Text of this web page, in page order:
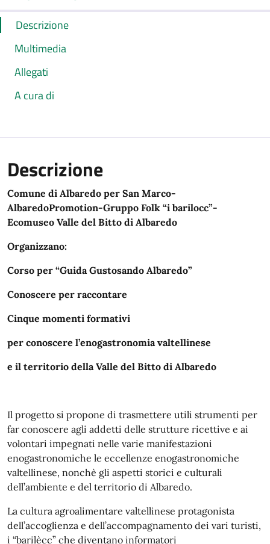
Descrizione
Multimedia
Allegati
A cura di
Descrizione
Comune di Albaredo per San Marco-
AlbaredoPromotion-Gruppo Folk “i barilocc”-
Ecomuseo Valle del Bitto di Albaredo
Organizzano:
Corso per “Guida Gustosando Albaredo”
Conoscere per raccontare
Cinque momenti formativi
per conoscere l’enogastronomia valtellinese
e il territorio della Valle del Bitto di Albaredo
Il progetto si propone di trasmettere utili strumenti per
far conoscere agli addetti delle strutture ricettive e ai
volontari impegnati nelle varie manifestazioni
enogastronomiche le eccellenze enogastronomiche
valtellinese, nonchè gli aspetti storici e culturali
dell’ambiente e del territorio di Albaredo.
La cultura agroalimentare valtellinese protagonista
dell’accoglienza e dell’accompagnamento dei vari turisti,
i “barilècc” che diventano informatori